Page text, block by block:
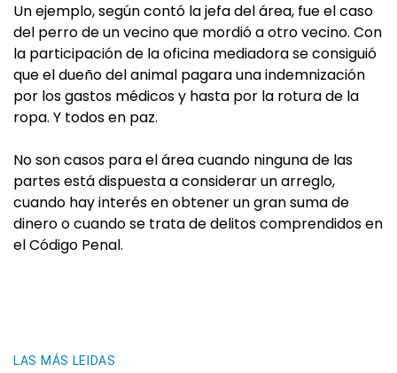
Un ejemplo, según contó la jefa del área, fue el caso
del perro de un vecino que mordió a otro vecino. Con
la participación de la oficina mediadora se consiguió
que el dueño del animal pagara una indemnización
por los gastos médicos y hasta por la rotura de la
ropa. Y todos en paz.
No son casos para el área cuando ninguna de las
partes está dispuesta a considerar un arreglo,
cuando hay interés en obtener un gran suma de
dinero o cuando se trata de delitos comprendidos en
el Código Penal.
LAS MÁS LEIDAS